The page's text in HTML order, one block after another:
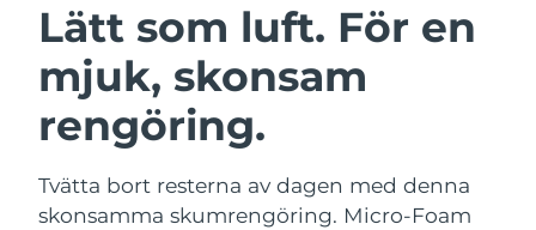
Lätt som luft. För en
mjuk, skonsam
rengöring.
Tvätta bort resterna av dagen med denna
skonsamma skumrengöring. Micro-Foam